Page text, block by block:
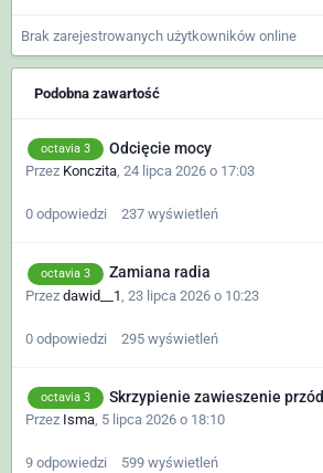
Brak zarejestrowanych użytkowników online
Podobna zawartość
octavia 3 Odcięcie mocy
Przez Konczita, 24 lipca 2026 o 17:03
0 odpowiedzi 237 wyświetleń
octavia 3 Zamiana radia
Przez dawid__1 23 lipca 2026 o 10:23
0 odpowiedzi 295 wyświetleń
octavia 3 Skrzypienie zawieszenie przód
Przez Isma, 5 lipca 2026 o 18:10
9 odpowiedzi 599 wyświetleń